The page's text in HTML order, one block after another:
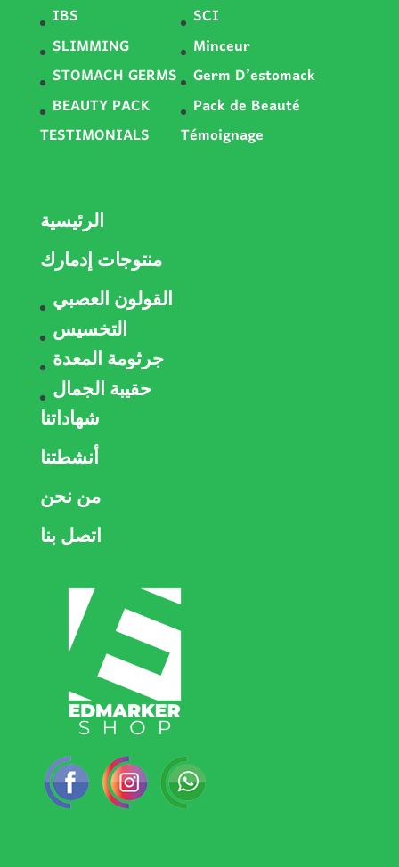
IBS
SLIMMING
STOMACH GERMS
BEAUTY PACK
TESTIMONIALS
SCI
Minceur
Germ D’estomack
Pack de Beauté
Témoignage
الرئيسية
منتوجات إدمارك
القولون العصبي
التخسيس
جرثومة المعدة
حقيبة الجمال
شهاداتنا
أنشطتنا
من نحن
اتصل بنا